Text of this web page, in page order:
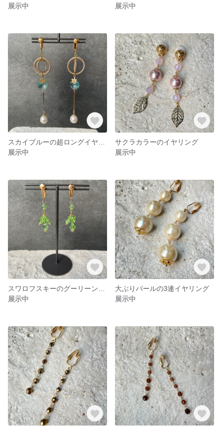
展示中
展示中
展示中
サクラカラーのイヤリング
展示中
展示中
大ぶりパールの3連イヤリング
展示中